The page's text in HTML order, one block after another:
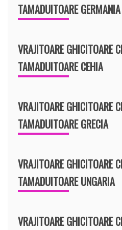
TAMADUITOARE GERMANIA
VRAJITOARE GHICITOARE
TAMADUITOARE CEHIA
VRAJITOARE GHICITOARE
TAMADUITOARE GRECIA
VRAJITOARE GHICITOARE
TAMADUITOARE UNGARIA
VRAJITOARE GHICITOARE